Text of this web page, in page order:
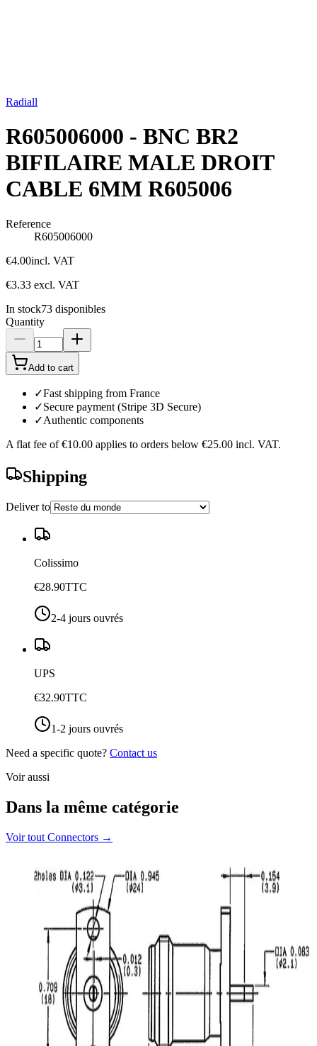
Radiall
R605006000 - BNC BR2
BIFILAIRE MALE DROIT
CABLE 6MM R605006
Reference
R605006000
€4.00incl. VAT
€3.33 excl. VAT
In stock73 disponibles
Quantity
Add to cart
✓Fast shipping from France
✓Secure payment (Stripe 3D Secure)
✓Authentic components
A flat fee of €10.00 applies to orders below €25.00 incl. VAT.
Shipping
Deliver to
Colissimo
€28.90TTC
2-4 jours ouvrés
UPS
€32.90TTC
1-2 jours ouvrés
Need a specific quote? Contact us
Voir aussi
Dans la même catégorie
Voir tout Connectors →